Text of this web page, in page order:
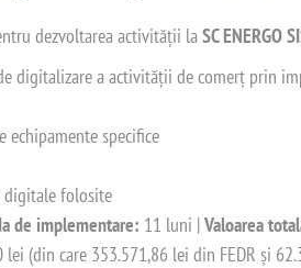
dezvoltarea activității laSC ENERGO
digitalizare a activității de comerț prin
specifice
digitale folosite
de implementare: 11 luni |Valoarea
lei (din care 353.571,86 lei din FEDR și